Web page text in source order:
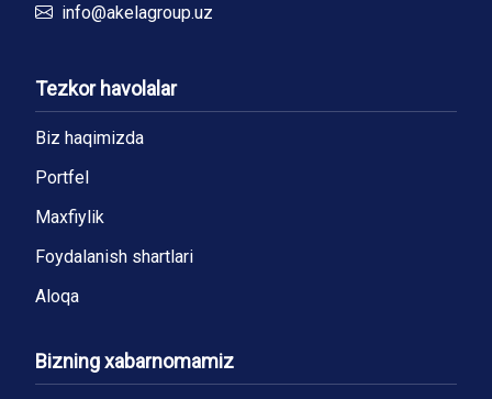
info@akelagroup.uz
Tezkor havolalar
Biz haqimizda
Portfel
Maxfiylik
Foydalanish shartlari
Aloqa
Bizning xabarnomamiz